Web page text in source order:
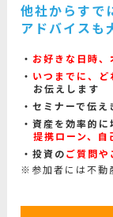
他社からすで
アドバイスも
お好きな日時
いつまでに、
お伝えします
セミナーで伝え
資産を効率的に
提携ローン、自
投資のご質問や
※参加者には不動